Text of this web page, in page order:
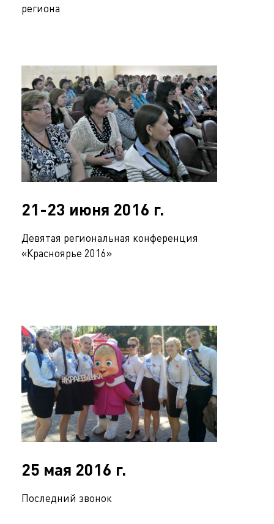
региона
21-23 июня 2016 г.
Девятая региональная конференция
«Красноярье 2016»
25 мая 2016 г.
Последний звонок